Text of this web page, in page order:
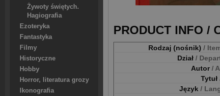
Żywoty świętych.
Hagiografia
Ezoteryka
Fantastyka
Filmy
Historyczne
Hobby
Horror, literatura grozy
Ikonografia
PRODUCT INFO /
Rodzaj (nośnik) /
Dział /
Autor/
Tytuł
Język /